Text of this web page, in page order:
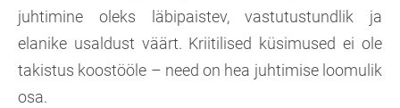
juhtimine oleks läbipaistev, vastutustundlik ja
elanike usaldust väärt. Kriitilised küsimused ei ole
takistus koostööle – need on hea juhtimise loomulik
osa.